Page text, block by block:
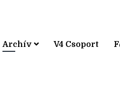
Archív V4 Csoport